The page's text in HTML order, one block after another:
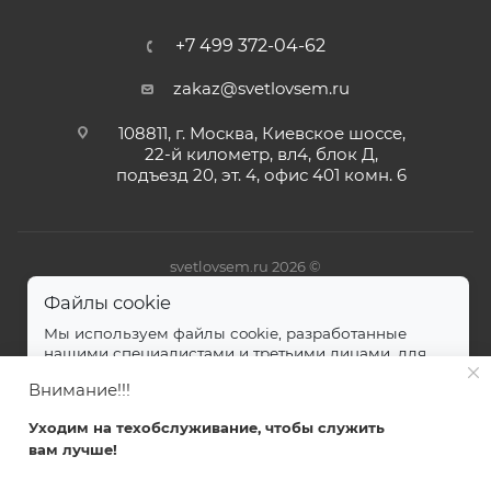
+7 499 372-04-62
zakaz@svetlovsem.ru
108811, г. Москва, Киевское шоссе,
22-й километр, вл4, блок Д,
подъезд 20, эт. 4, офис 401 комн. 6
svetlovsem.ru 2026 ©
Внимание!!!
Уходим на техобслуживание, чтобы служить
вам лучше!
Файлы cookie
Мы используем файлы cookie, разработанные
нашими специалистами и третьими лицами, для